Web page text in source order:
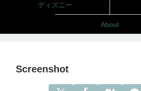
ディズニー
About
Screenshot